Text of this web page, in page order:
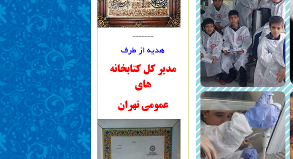
-------
هدیه از طرف
مدیر کل کتابخانه
های
عمومی تهران